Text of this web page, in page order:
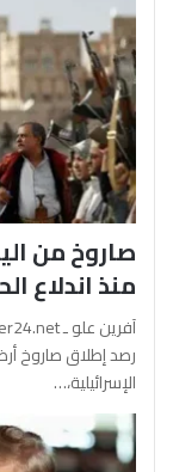
صاروخ من
منذ اندلاع
رصد إطلاق صاروخ
الإسرائيلية،…